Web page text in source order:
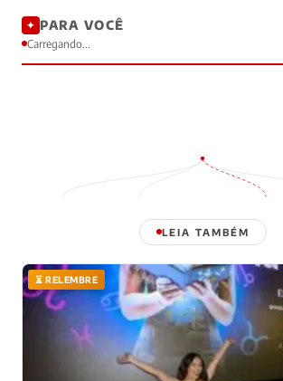
✦ PARA VOCÊ
Carregando...
LEIA TAMBÉM
⏳ RELEMBRE